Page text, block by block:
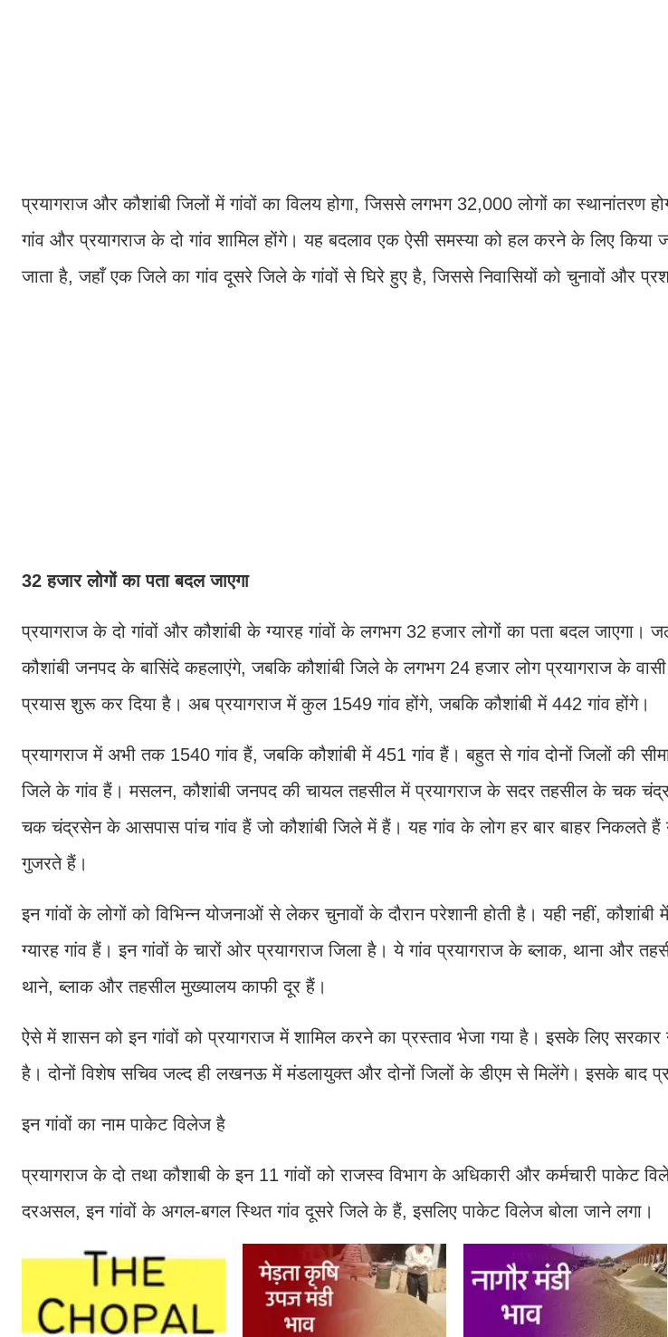
प्रयागराज और कौशांबी जिलों में गांवों का विलय होगा, जिससे लगभग 32,000 लोगों का स्थानांतरण
गांव और प्रयागराज के दो गांव शामिल होंगे। यह बदलाव एक ऐसी समस्या को हल करने के लिए किया
जाता है, जहाँ एक जिले का गांव दूसरे जिले के गांवों से घिरे हुए है, जिससे निवासियों को चुनावों और
32 हजार लोगों का पता बदल जाएगा
प्रयागराज के दो गांवों और कौशांबी के ग्यारह गांवों के लगभग 32 हजार लोगों का पता बदल जाएगा।
कौशांबी जनपद के बासिंदे कहलाएंगे, जबकि कौशांबी जिले के लगभग 24 हजार लोग प्रयागराज के
प्रयास शुरू कर दिया है। अब प्रयागराज में कुल 1549 गांव होंगे, जबकि कौशांबी में 442 गांव होंगे।
प्रयागराज में अभी तक 1540 गांव हैं, जबकि कौशांबी में 451 गांव हैं। बहुत से गांव दोनों जिलों की
जिले के गांव हैं। मसलन, कौशांबी जनपद की चायल तहसील में प्रयागराज के सदर तहसील के चक
चक चंद्रसेन के आसपास पांच गांव हैं जो कौशांबी जिले में हैं। यह गांव के लोग हर बार बाहर निकलते
गुजरते हैं।
इन गांवों के लोगों को विभिन्न योजनाओं से लेकर चुनावों के दौरान परेशानी होती है। यही नहीं,
ग्यारह गांव हैं। इन गांवों के चारों ओर प्रयागराज जिला है। ये गांव प्रयागराज के ब्लाक, थाना और
थाने, ब्लाक और तहसील मुख्यालय काफी दूर हैं।
ऐसे में शासन को इन गांवों को प्रयागराज में शामिल करने का प्रस्ताव भेजा गया है। इसके लिए सरकार
है। दोनों विशेष सचिव जल्द ही लखनऊ में मंडलायुक्त और दोनों जिलों के डीएम से मिलेंगे। इसके बाद
इन गांवों का नाम पाकेट विलेज है
प्रयागराज के दो तथा कौशाबी के इन 11 गांवों को राजस्व विभाग के अधिकारी और कर्मचारी पाकेट
दरअसल, इन गांवों के अगल-बगल स्थित गांव दूसरे जिले के हैं, इसलिए पाकेट विलेज बोला जाने लगा।